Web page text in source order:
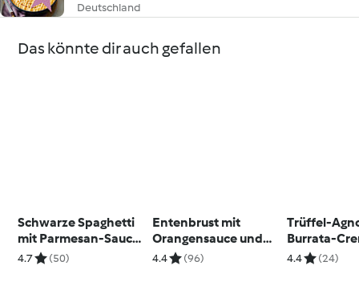
Deutschland
Das könnte dir auch gefallen
Schwarze Spaghetti
mit Parmesan-Sauce
und Garnelen
4.7 (50)
Entenbrust mit
Orangensauce und
Süßkartoffel-Sesam-
4.4 (96)
Trüffel-
Burrata-
4.4 (24)